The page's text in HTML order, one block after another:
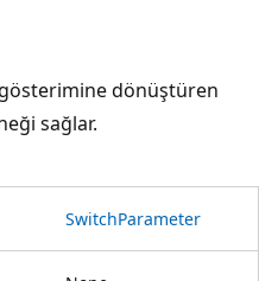
dönüştüren
sağlar.
SwitchParameter